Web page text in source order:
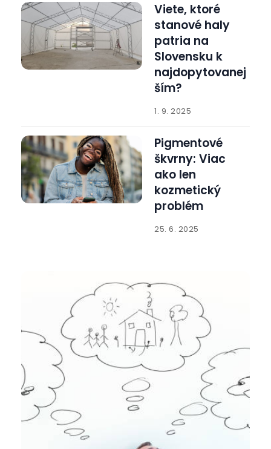
Viete, ktoré
stanové haly
patria na
Slovensku k
najdopytovanej
ším?
1. 9. 2025
Pigmentové
škvrny: Viac
ako len
kozmetický
problém
25. 6. 2025